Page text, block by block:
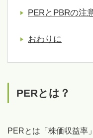
PERとPBRの注
おわりに
PERとは？
PERとは「株価収益率